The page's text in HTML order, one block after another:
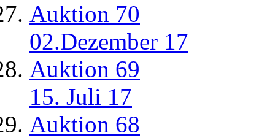
Auktion 70
02.Dezember 17
Auktion 69
15. Juli 17
Auktion 68